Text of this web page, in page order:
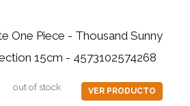
One Piece - Thousand Sunny
15cm - 4573102574268
out of stock VER PRODUCTO